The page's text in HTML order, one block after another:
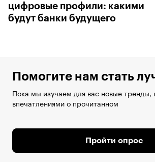
цифровые профили: какими
будут банки будущего
Помогите нам стать
Пока мы изучаем для вас новые тренды,
впечатлениями о прочитанном
Пройти опрос